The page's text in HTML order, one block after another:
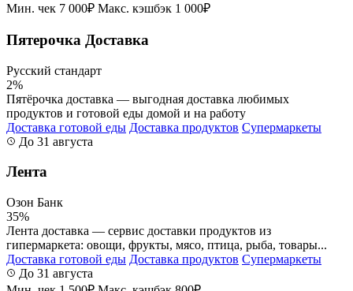
Мин. чек 7 000₽ Макс. кэшбэк 1 000₽
Пятерочка Доставка
Русский стандарт
2%
Пятёрочка доставка — выгодная доставка любимых
продуктов и готовой еды домой и на работу
Доставка готовой еды Доставка продуктов Супермаркеты
До 31 августа
Лента
Озон Банк
35%
Лента доставка — сервис доставки продуктов из
гипермаркета: овощи, фрукты, мясо, птица, рыба, товары...
Доставка готовой еды Доставка продуктов Супермаркеты
До 31 августа